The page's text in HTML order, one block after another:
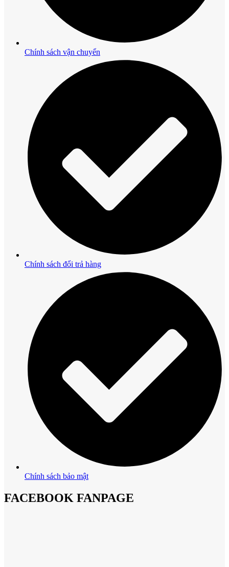
Chính sách vận chuyển
Chính sách đổi trả hàng
Chính sách bảo mật
FACEBOOK FANPAGE